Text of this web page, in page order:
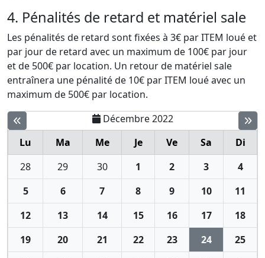
4. Pénalités de retard et matériel sale
Les pénalités de retard sont fixées à 3€ par ITEM loué et
par jour de retard avec un maximum de 100€ par jour
et de 500€ par location. Un retour de matériel sale
entraînera une pénalité de 10€ par ITEM loué avec un
maximum de 500€ par location.
Décembre 2022
Lu
Ma Me Je Ve Sa
Di
28
29 30 1 2 3
4
5
6 7 8 9 10
11
12
13 14 15 16 17
18
19
20 21 22 23 24
25